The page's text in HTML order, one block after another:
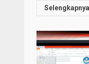
Selengkapnya